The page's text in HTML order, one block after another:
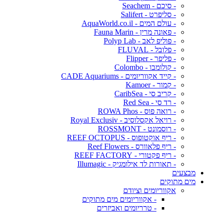
- סיכם - Seachem
- סליפרט - Salifert
- עולם המים - AquaWorld.co.il
- פאונה מרין - Fauna Marin
- פוליפ לאב - Polyp Lab
- פלובל - FLUVAL
- פליפר - Flipper
- קולומבו - Colombo
- קייד אקווריומים - CADE Aquariums
- קמור - Kamoer
- קריב סי - CaribSea
- רד סי - Red Sea
- רואה פוס - ROWA Phos
- רויאל אקסלוסיב - Royal Exclusiv
- רוסמונט - ROSSMONT
- ריף אוקטופוס - REEF OCTOPUS
- ריף פלאוורס - Reef Flowers
- ריף פקטורי - REEF FACTORY
- תאורות לד אילומגיק - Illumagic
מבצעים
מים מתוקים
אקווריומים וציודם
- אקווריומים מים מתוקים
- טרריומים ואביזרים